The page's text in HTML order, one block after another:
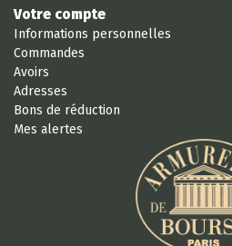
Votre compte
Informations personnelles
Commandes
Avoirs
Adresses
Bons de réduction
Mes alertes